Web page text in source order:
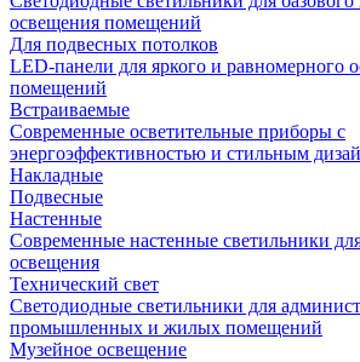
освещения помещений
Для подвесных потолков
LED-панели для яркого и равномерного
помещений
Встраиваемые
Современные осветительные приборы с
энергоэффективностью и стильным
Накладные
Подвесные
Настенные
Современные настенные светильники
освещения
Технический свет
Светодиодные светильники для
промышленных и жилых помещений
Музейное освещение